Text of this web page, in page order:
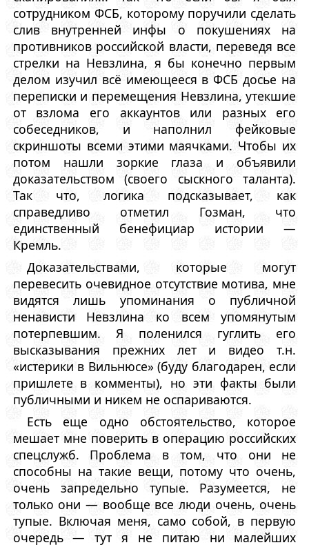
сотрудником ФСБ, которому поручили сделать
слив внутренней инфы о покушениях на
противников российской власти, переведя все
стрелки на Невзлина, я бы конечно первым
делом изучил всё имеющееся в ФСБ досье на
переписки и перемещения Невзлина, утекшие
от взлома его аккаунтов или разных его
собеседников, и наполнил фейковые
скриншоты всеми этими маячками. Чтобы их
потом нашли зоркие глаза и объявили
доказательством (своего сыскного таланта).
Так что, логика подсказывает, как
справедливо отметил Гозман, что
единственный бенефициар истории —
Кремль.
Доказательствами, которые могут
перевесить очевидное отсутствие мотива, мне
видятся лишь упоминания о публичной
ненависти Невзлина ко всем упомянутым
потерпевшим. Я поленился гуглить его
высказывания прежних лет и видео т.н.
«истерики в Вильнюсе» (буду благодарен, если
пришлете в комменты), но эти факты были
публичными и никем не оспариваются.
Есть еще одно обстоятельство, которое
мешает мне поверить в операцию российских
спецслужб. Проблема в том, что они не
способны на такие вещи, потому что очень,
очень запредельно тупые. Разумеется, не
только они — вообще все люди очень, очень
тупые. Включая меня, само собой, в первую
очередь — тут я не питаю ни малейших